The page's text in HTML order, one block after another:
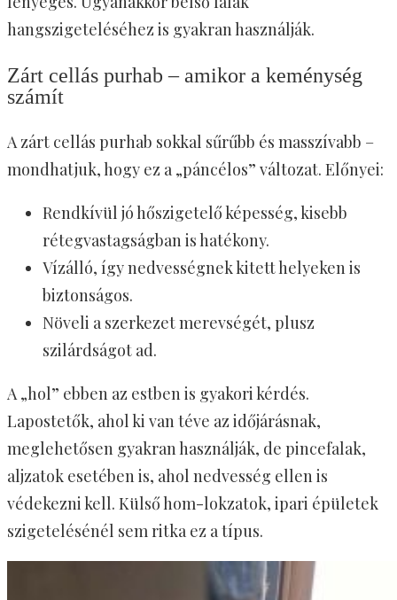
hangszigeteléséhez is gyakran használják.
Zárt cellás purhab – amikor a keménység
számít
A zárt cellás purhab sokkal sűrűbb és masszívabb –
mondhatjuk, hogy ez a „páncélos” változat. Előnyei:
Rendkívül jó hőszigetelő képesség, kisebb
rétegvastagságban is hatékony.
Vízálló, így nedvességnek kitett helyeken is
biztonságos.
Növeli a szerkezet merevségét, plusz
szilárdságot ad.
A „hol” ebben az estben is gyakori kérdés.
Lapostetők, ahol ki van téve az időjárásnak,
meglehetősen gyakran használják, de pincefalak,
aljzatok esetében is, ahol nedvesség ellen is
védekezni kell. Külső hom-lokzatok, ipari épületek
szigetelésénél sem ritka ez a típus.